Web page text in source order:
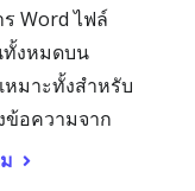
Word ไฟล์
ทั้งหมดบน
หมาะทั้งสำหรับ
อความจาก